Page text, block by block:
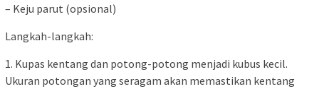
– Keju parut (opsional)
Langkah-langkah:
1. Kupas kentang dan potong-potong menjadi kubus kecil.
Ukuran potongan yang seragam akan memastikan kentang